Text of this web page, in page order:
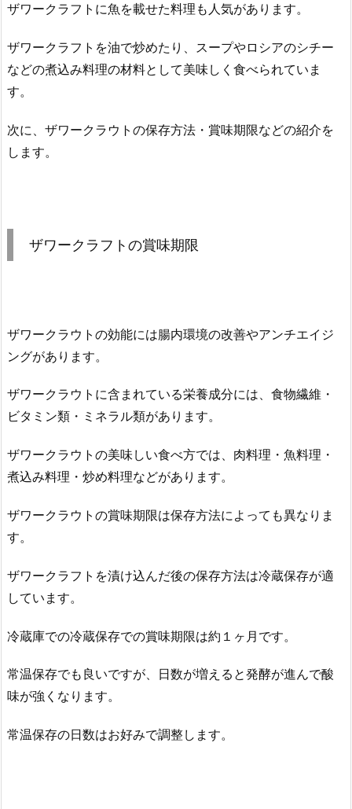
ザワークラフトに魚を載せた料理も人気があります。
ザワークラフトを油で炒めたり、スープやロシアのシチー
などの煮込み料理の材料として美味しく食べられていま
す。
次に、ザワークラウトの保存方法・賞味期限などの紹介を
します。
ザワークラフトの賞味期限
ザワークラウトの効能には腸内環境の改善やアンチエイジ
ングがあります。
ザワークラウトに含まれている栄養成分には、食物繊維・
ビタミン類・ミネラル類があります。
ザワークラウトの美味しい食べ方では、肉料理・魚料理・
煮込み料理・炒め料理などがあります。
ザワークラウトの賞味期限は保存方法によっても異なりま
す。
ザワークラフトを漬け込んだ後の保存方法は冷蔵保存が適
しています。
冷蔵庫での冷蔵保存での賞味期限は約１ヶ月です。
常温保存でも良いですが、日数が増えると発酵が進んで酸
味が強くなります。
常温保存の日数はお好みで調整します。